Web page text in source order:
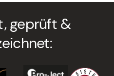
geprüft &